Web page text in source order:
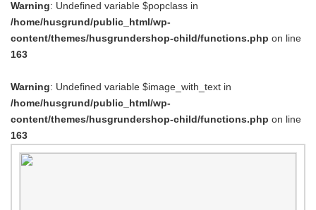
Warning: Undefined variable $popclass in
/home/husgrund/public_html/wp-
content/themes/husgrundershop-child/functions.php on line
163
Warning: Undefined variable $image_with_text in
/home/husgrund/public_html/wp-
content/themes/husgrundershop-child/functions.php on line
163